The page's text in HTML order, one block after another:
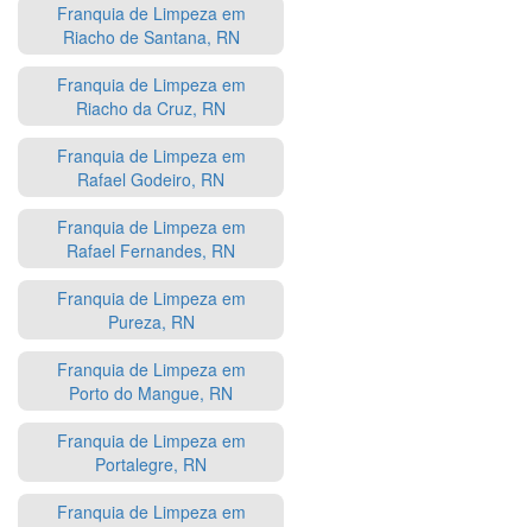
Franquia de Limpeza em
Riacho de Santana, RN
Franquia de Limpeza em
Riacho da Cruz, RN
Franquia de Limpeza em
Rafael Godeiro, RN
Franquia de Limpeza em
Rafael Fernandes, RN
Franquia de Limpeza em
Pureza, RN
Franquia de Limpeza em
Porto do Mangue, RN
Franquia de Limpeza em
Portalegre, RN
Franquia de Limpeza em